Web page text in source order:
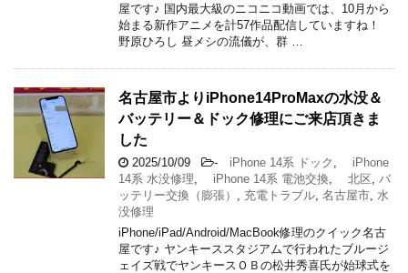
屋です♪ 国内最大級のニコニコ動画では、10月から
始まる新作アニメを計57作品配信していますね！
野原ひろし 昼メシの流儀が、群 …
名古屋市よりiPhone14ProMaxの水没＆
バッテリー＆ドック修理にご来店頂きま
した
2025/10/09 - iPhone 14系 ドック
iPhone
14系 水没修理
iPhone 14系 電池交換 北区
バ
ッテリー交換（膨張）
充電トラブル 名古屋市 水
没修理
iPhone/iPad/Android/MacBook修理のクイック名古
屋です♪ ヤンキーススタジアムで行われたブルージ
ェイズ戦でヤンキースＯＢの松井秀喜氏が始球式を